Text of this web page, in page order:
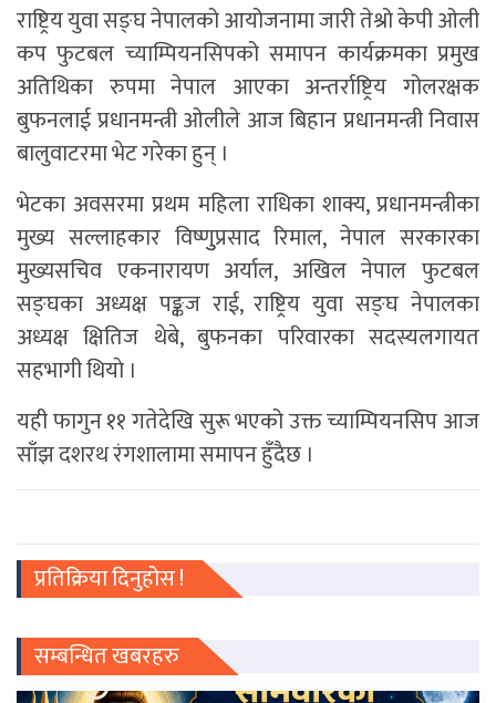
राष्ट्रिय युवा सङ्घ नेपालको आयोजनामा जारी तेश्रो केपी ओली
कप फुटबल च्याम्पियनसिपको समापन कार्यक्रमका प्रमुख
अतिथिका रुपमा नेपाल आएका अन्तर्राष्ट्रिय गोलरक्षक
बुफनलाई प्रधानमन्त्री ओलीले आज बिहान प्रधानमन्त्री निवास
बालुवाटरमा भेट गरेका हुन् ।
भेटका अवसरमा प्रथम महिला राधिका शाक्य, प्रधानमन्त्रीका
मुख्य सल्लाहकार विष्णुुप्रसाद रिमाल, नेपाल सरकारका
मुख्यसचिव एकनारायण अर्याल, अखिल नेपाल फुटबल
सङ्घका अध्यक्ष पङ्कज राई, राष्ट्रिय युवा सङ्घ नेपालका
अध्यक्ष क्षितिज थेबे, बुफनका परिवारका सदस्यलगायत
सहभागी थियाे ।
यही फागुन ११ गतेदेखि सुरू भएको उक्त च्याम्पियनसिप आज
साँझ दशरथ रंगशालामा समापन हुँदैछ ।
प्रतिक्रिया दिनुहोस !
सम्बन्धित खबरहरु